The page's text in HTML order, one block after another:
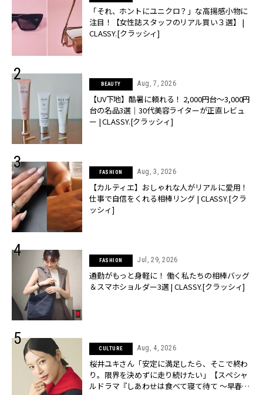
「それ、ホントにユニクロ？」な高揚感小物に
注目！【女性誌スタッフのリアル買い３選】 |
CLASSY.[クラッシィ]
BEAUTY Aug, 7, 2026
【UV下地】酷暑に頼れる！ 2,000円台〜3,000円
台の名品3選｜30代美容ライターが正直レビュ
ー | CLASSY.[クラッシィ]
FASHION Aug, 3, 2026
【カルティエ】おしゃれな人がリアルに愛用！
仕事で自信をくれる相棒リング | CLASSY.[クラ
ッシィ]
FASHION Jul, 29, 2026
通勤がもっと身軽に！ 働く私たちの相棒バッグ
＆スマホショルダー3選 | CLASSY.[クラッシィ]
CULTURE Aug, 4, 2026
桜井ユキさん「安定に満足したら、そこで終わ
り。限界を決めずに走り続けたい」【スペシャ
ルドラマ『しあわせは食べて寝て待て ～早春の